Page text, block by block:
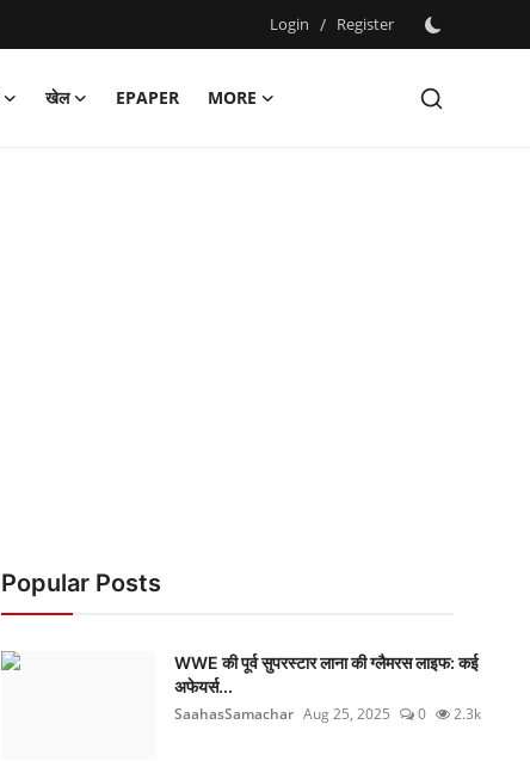
Login / Register
खेल EPAPER
MORE
Popular Posts
WWE की पूर्व सुपरस्टार लाना की ग्लैमरस लाइफ: कई
अफेयर्स...
SaahasSamachar Aug 25, 2025 0 2.3k